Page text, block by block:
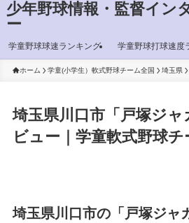
少年野球情報・監督イン
ー
学童野球球速ランキング 学童野球打球速度
ホーム 学童(小学生）軟式野球チーム全国 埼玉県
埼玉県川口市「戸塚ジャ
ビュー｜学童軟式野球チ
埼玉県川口市の「戸塚ジャ